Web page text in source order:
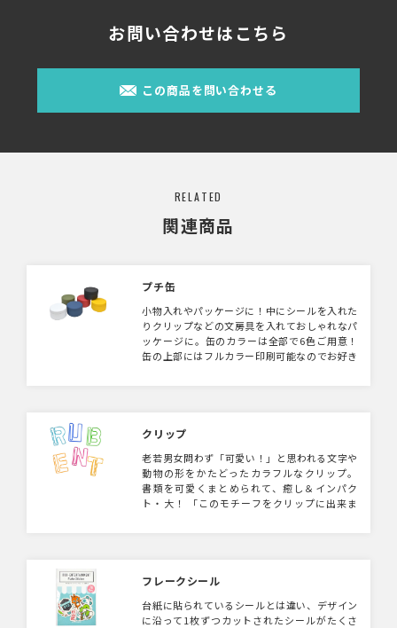
お問い合わせはこちら
この商品を問い合わせる
RELATED
関連商品
プチ缶
小物入れやパッケージに！中にシールを入れた
りクリップなどの文房具を入れておしゃれなパ
ッケージに。缶のカラーは全部で6色ご用意！
缶の上部にはフルカラー印刷可能なのでお好き
クリップ
老若男女問わず「可愛い！」と思われる文字や
動物の形をかたどったカラフルなクリップ。
書類を可愛くまとめられて、癒し＆インパク
ト・大！ 「このモチーフをクリップに出来ま
フレークシール
台紙に貼られているシールとは違い、デザイン
に沿って1枚ずつカットされたシールがたくさ